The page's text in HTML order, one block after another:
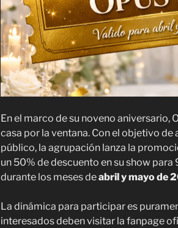
En el marco de su noveno aniversario,
casa por la ventana. Con el objetivo
público, la agrupación lanza la
un 50% de descuento en su show
durante los meses deabril y mayo de
La dinámica para participar es
interesados deben visitar la fanpage